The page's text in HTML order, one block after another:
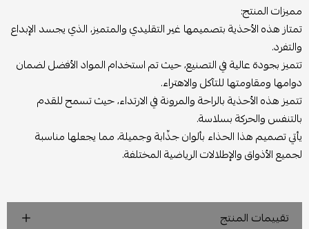
مميزات المنتج:
تمتاز هذه الأحذية بتصميمها غير التقليدي والمتميز، الذي يجسد الإبداع
والتفرد.
تتميز بجودة عالية في التصنيع، حيث تم استخدام المواد الأفضل لضمان
دوامها ومقاومتها للتآكل والاهتراء.
تتميز هذه الأحذية بالراحة والمرونة في الارتداء، حيث تسمح للقدم
بالتنفس والحركة بسلاسة.
يأتي تصميم هذا الحذاء بألوان جذّابة وجميلة، مما يجعلها مناسبة
لجميع الأذواق والإطلالات الرياضية المختلفة.
تقييمات المنتج